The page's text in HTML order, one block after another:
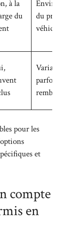
à la
du
Environ
du prix
véhicule
Variable,
parfois
pour les
et
compte
en